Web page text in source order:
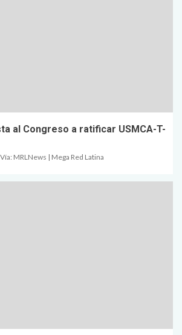
al Congreso a ratificar USMCA-T-
Vía: MRLNews | Mega Red Latina